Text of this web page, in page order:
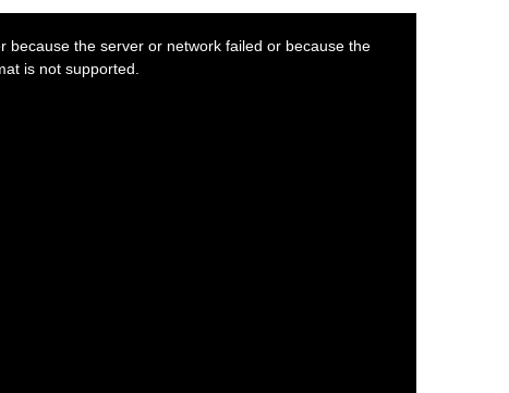
because the server or network failed or because the
is not supported.